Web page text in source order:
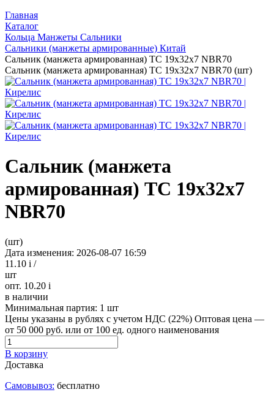
Главная
Каталог
Кольца Манжеты Сальники
Сальники (манжеты армированные) Китай
Сальник (манжета армированная) TC 19х32х7 NBR70
Сальник (манжета армированная) TC 19х32х7 NBR70 (шт)
Сальник (манжета
армированная) TC 19х32х7
NBR70
(шт)
Дата изменения: 2026-08-07 16:59
11.10 i /
шт
опт. 10.20 i
в наличии
Минимальная партия: 1 шт
Цены указаны в рублях с учетом НДС (22%) Оптовая цена —
от 50 000 руб. или от 100 ед. одного наименования
В корзину
Доставка
Самовывоз: бесплатно